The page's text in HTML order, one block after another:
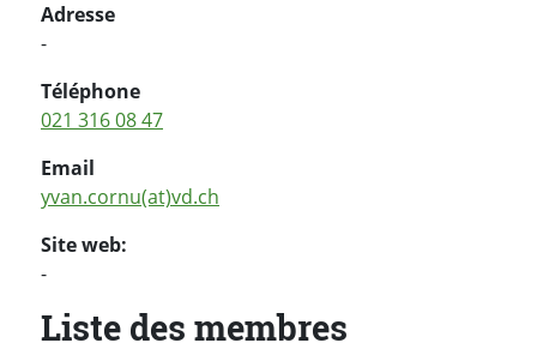
Adresse
-
Téléphone
021 316 08 47
Email
yvan.cornu(at)vd.ch
Site web:
-
Liste des membres